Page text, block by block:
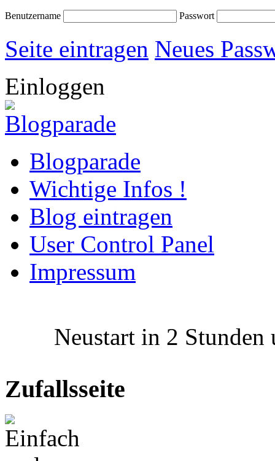
Benutzername Passwort
Seite eintragen Neues
Einloggen
Blogparade
Wichtige Infos !
Blog eintragen
User Control Panel
Impressum
Neustart in 2 Stunden
Zufallsseite